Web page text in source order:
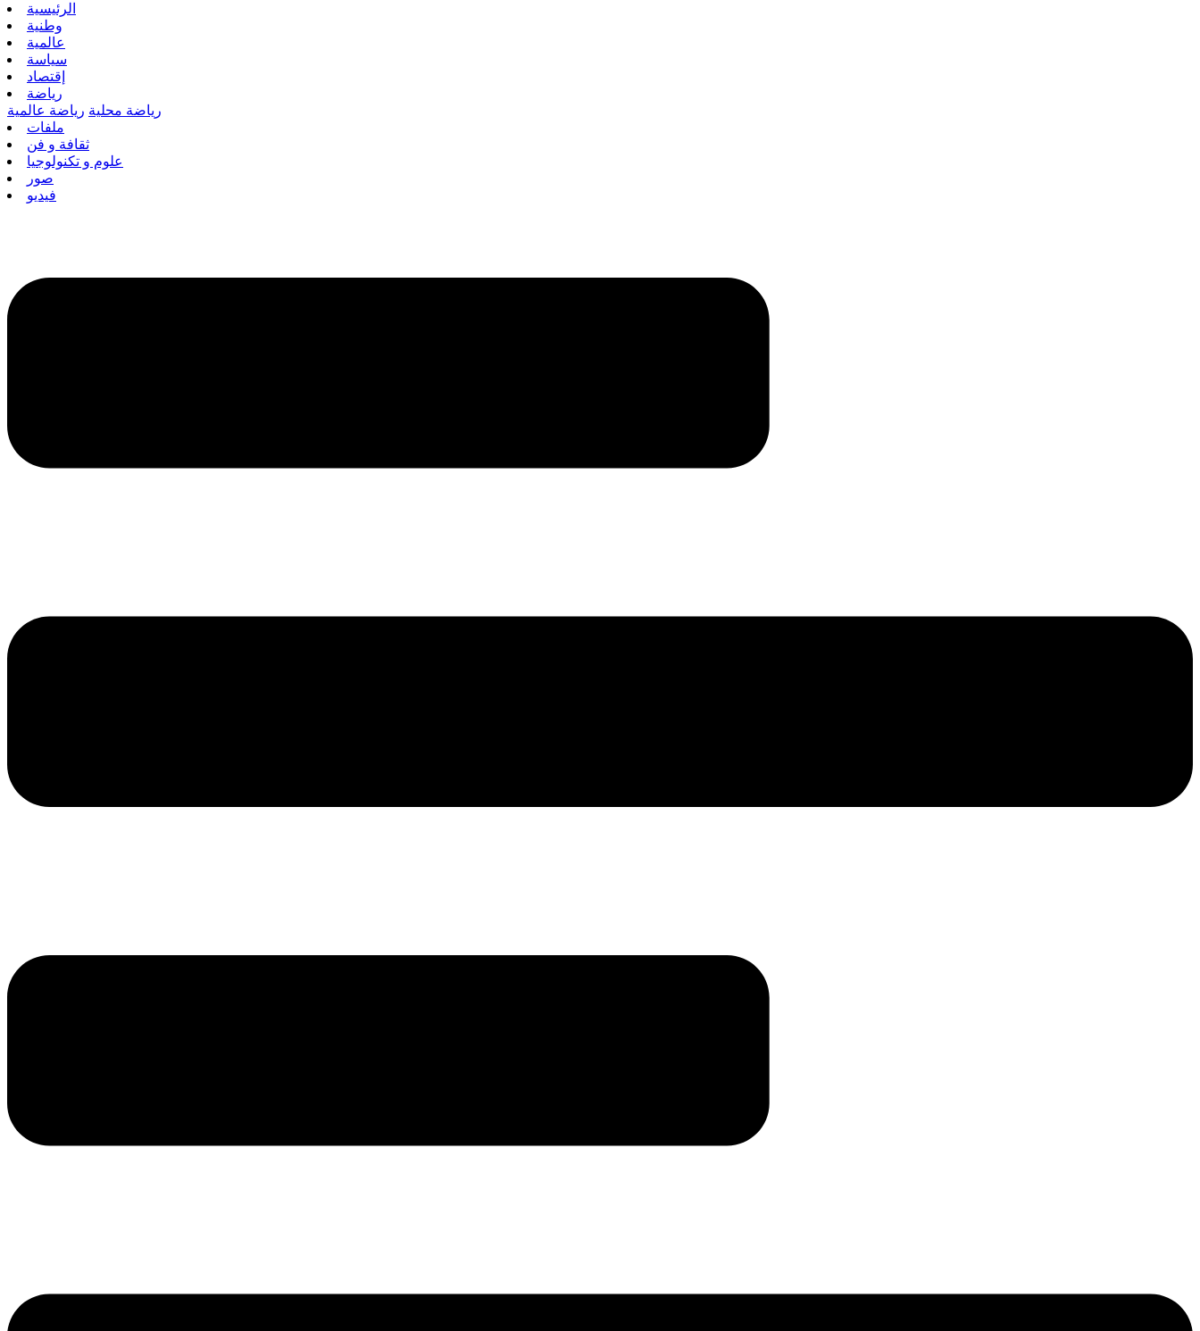
الرئيسية
وطنية
عالمية
سياسة
إقتصاد
رياضة
رياضة محلية رياضة عالمية
ملفات
ثقافة و فن
علوم و تكنولوجيا
صور
فيديو